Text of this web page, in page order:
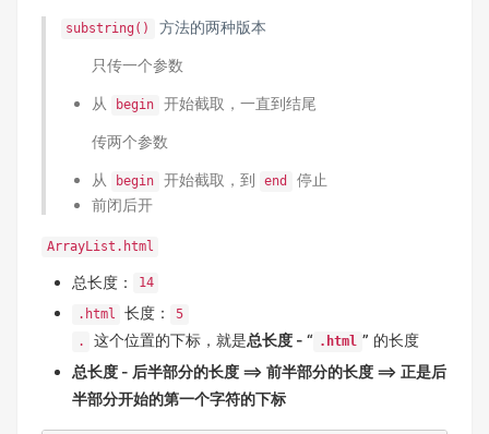
substring() 方法的两种版本
只传一个参数
从 begin 开始截取，一直到结尾
传两个参数
从 begin 开始截取，到 end
停止
前闭后开
ArrayList.html
总长度： 14
.html 长度：
5
.
这个位置的下标，就是总长度 - “ .html ” 的长度
总长度 - 后半部分的长度 ==> 前半部分的长度 ==> 正是后
半部分开始的第一个字符的下标